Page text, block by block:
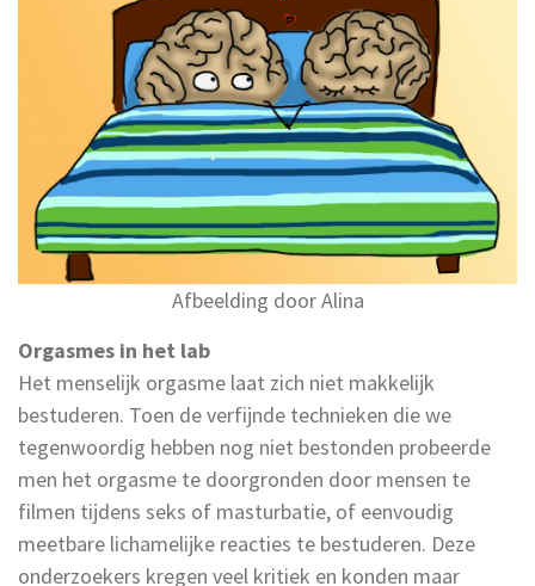
Afbeelding door Alina
Orgasmes in het lab
Het menselijk orgasme laat zich niet makkelijk
bestuderen. Toen de verfijnde technieken die we
tegenwoordig hebben nog niet bestonden probeerde
men het orgasme te doorgronden door mensen te
filmen tijdens seks of masturbatie, of eenvoudig
meetbare lichamelijke reacties te bestuderen. Deze
onderzoekers kregen veel kritiek en konden maar